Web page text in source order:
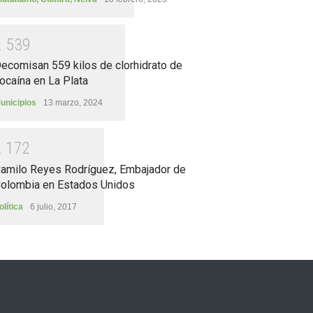
539
559 kilos de clorhidrato de
en La Plata
13 marzo, 2024
1 72
Reyes Rodríguez, Embajador de
en Estados Unidos
6 julio, 2017